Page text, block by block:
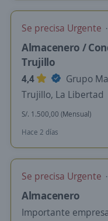
Se precisa Urgente
Almacenero /
Trujillo
4,4
Grupo
Trujillo, La Libertad
S/. 1.500,00 (Mensual)
Hace 2 días
Se precisa Urgente
Almacenero
Importante